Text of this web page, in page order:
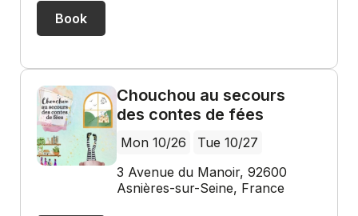
Book
Chouchou au secours
des contes de fées
Mon 10/26
Tue 10/27
3 Avenue du Manoir, 92600
Asnières-sur-Seine, France